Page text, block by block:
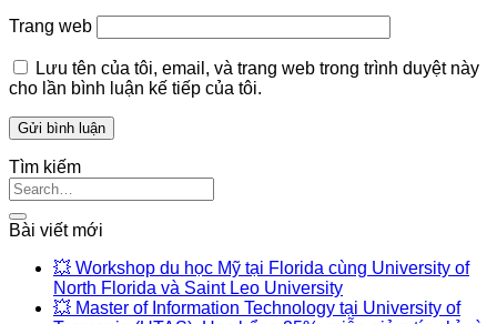
Trang web
Lưu tên của tôi, email, và trang web trong trình duyệt này
cho lần bình luận kế tiếp của tôi.
Tìm kiếm
Bài viết mới
💥 Workshop du học Mỹ tại Florida cùng University of
North Florida và Saint Leo University
💥 Master of Information Technology tại University of